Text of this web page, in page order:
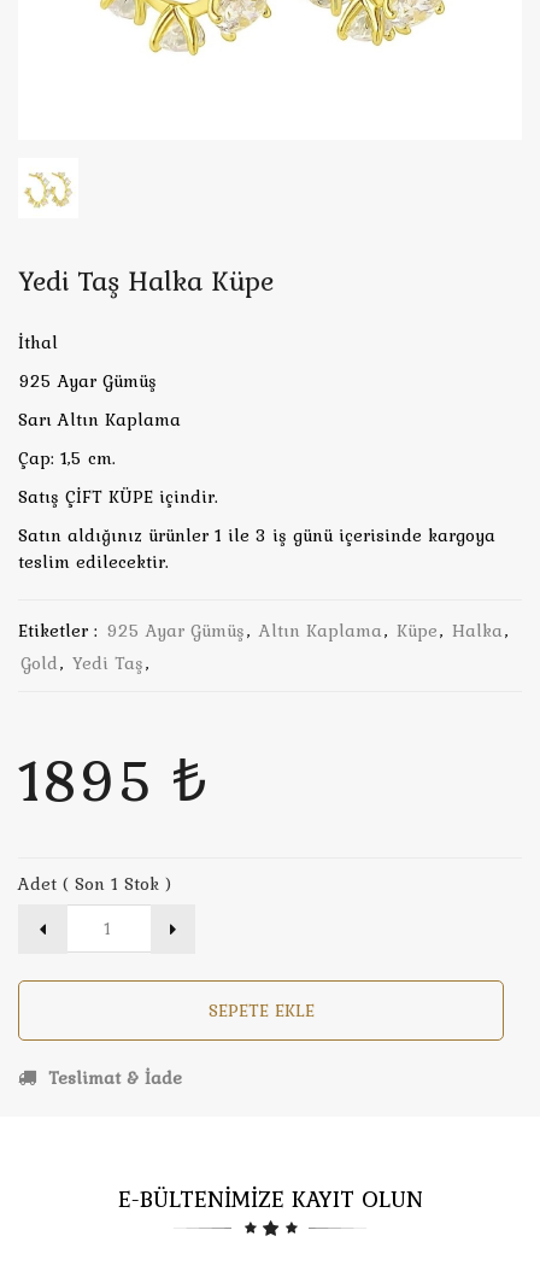
Yedi Taş Halka Küpe
İthal
925 Ayar Gümüş
Sarı Altın Kaplama
Çap: 1,5 cm.
Satış ÇİFT KÜPE içindir.
Satın aldığınız ürünler 1 ile 3 iş günü içerisinde kargoya
teslim edilecektir.
Etiketler : 925 Ayar Gümüş, Altın Kaplama, Küpe, Halka,
Gold, Yedi Taş,
1895 ₺
Adet ( Son 1 Stok )
SEPETE EKLE
Teslimat & İade
E-BÜLTENİMİZE KAYIT OLUN